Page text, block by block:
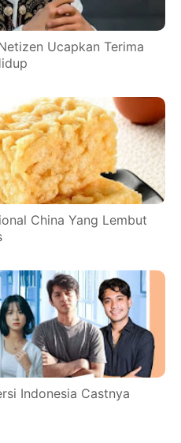
Ucapkan Terima
China Yang Lembut
Indonesia Castnya